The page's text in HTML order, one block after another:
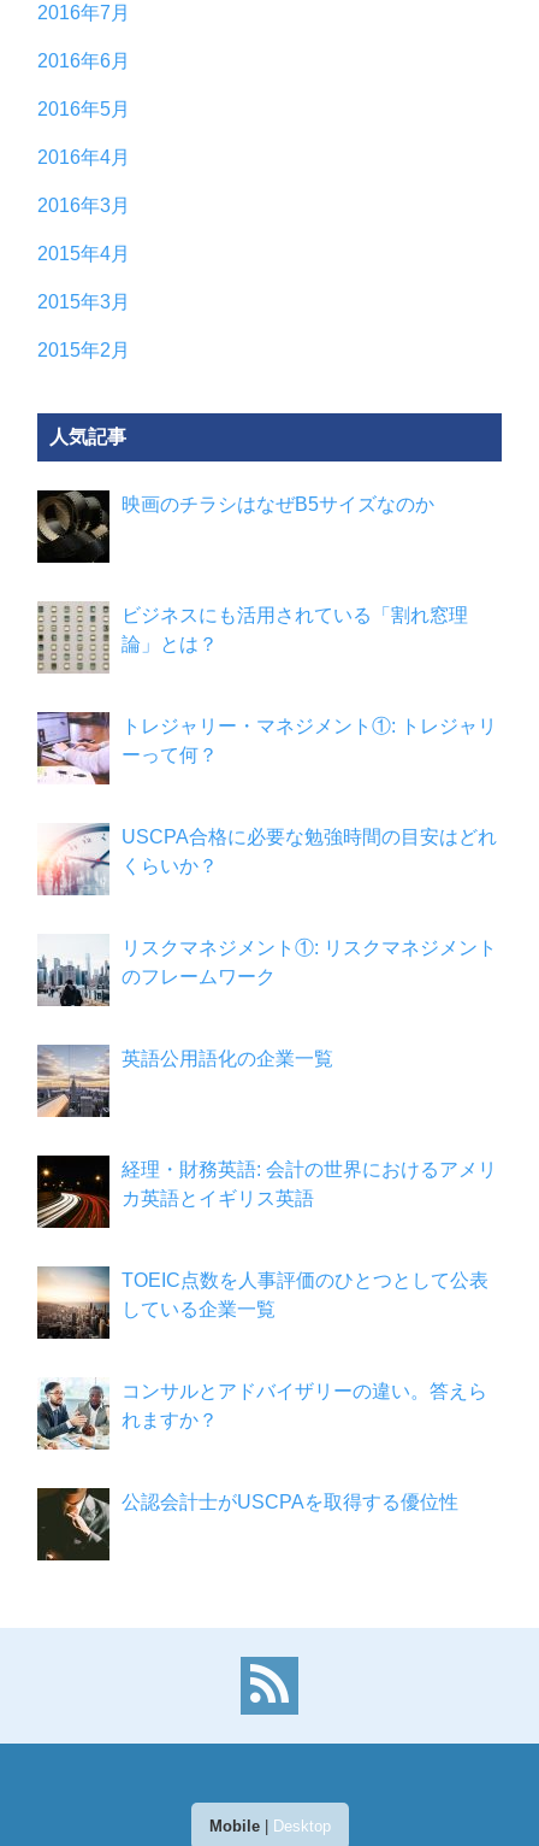
2016年7月
2016年6月
2016年5月
2016年4月
2016年3月
2015年4月
2015年3月
2015年2月
人気記事
映画のチラシはなぜB5サイズなのか
ビジネスにも活用されている「割れ窓理
論」とは？
トレジャリー・マネジメント①: トレジャリ
ーって何？
USCPA合格に必要な勉強時間の目安はどれ
くらいか？
リスクマネジメント①: リスクマネジメント
のフレームワーク
英語公用語化の企業一覧
経理・財務英語: 会計の世界におけるアメリ
カ英語とイギリス英語
TOEIC点数を人事評価のひとつとして公表
している企業一覧
コンサルとアドバイザリーの違い。答えら
れますか？
公認会計士がUSCPAを取得する優位性
Mobile| Desktop